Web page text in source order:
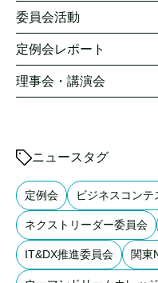
委員会活動
定例会レポート
理事会・講演会
ニュースタグ
定例会 ビジネスコンテ
ネクストリーダー委員会
IT&DX推進委員会 関東